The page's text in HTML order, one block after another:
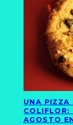
UNA PIZZA
COLIFLOR:
AGOSTO